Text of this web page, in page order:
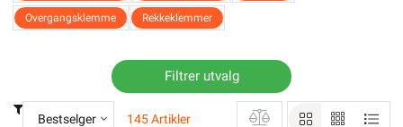
Overgangsklemme Rekkeklemmer
Filtrer utvalg
Bestselger 145 Artikler